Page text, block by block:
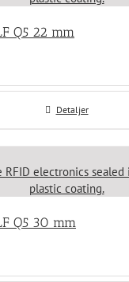
Q5 22 mm
Detaljer
Q5 30 mm